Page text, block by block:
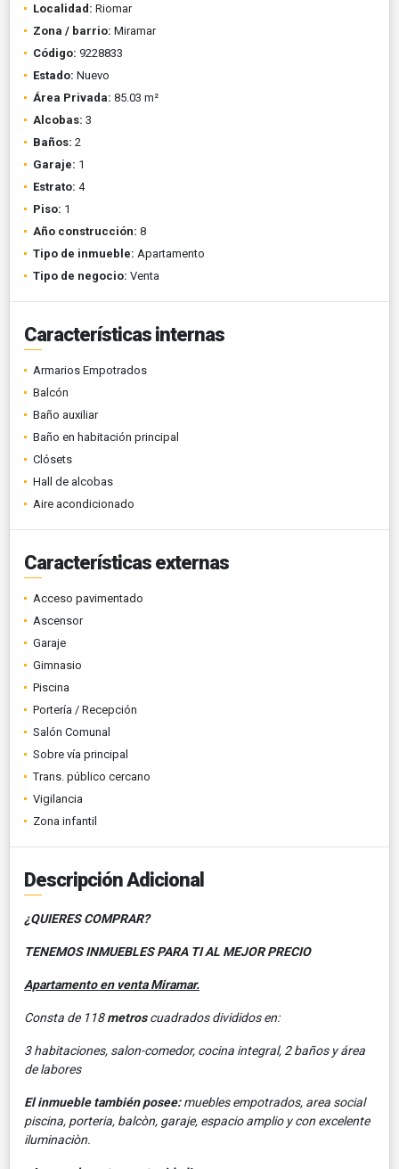
Localidad: Riomar
Zona / barrio: Miramar
Código: 9228833
Estado: Nuevo
Área Privada: 85.03 m²
Alcobas: 3
Baños: 2
Garaje: 1
Estrato: 4
Piso: 1
Año construcción: 8
Tipo de inmueble: Apartamento
Tipo de negocio: Venta
Características internas
Armarios Empotrados
Balcón
Baño auxiliar
Baño en habitación principal
Clósets
Hall de alcobas
Aire acondicionado
Características externas
Acceso pavimentado
Ascensor
Garaje
Gimnasio
Piscina
Portería / Recepción
Salón Comunal
Sobre vía principal
Trans. público cercano
Vigilancia
Zona infantil
Descripción Adicional
¿QUIERES COMPRAR?
TENEMOS INMUEBLES PARA TI AL MEJOR PRECIO
Apartamento en venta Miramar.
Consta de 118metroscuadrados divididos en:
3 habitaciones, salon-comedor, cocina integral, 2 baños y área
de labores
El inmueble también posee:muebles empotrados, area social
piscina, porteria, balcòn, garaje, espacio amplio y con excelente
iluminaciòn.